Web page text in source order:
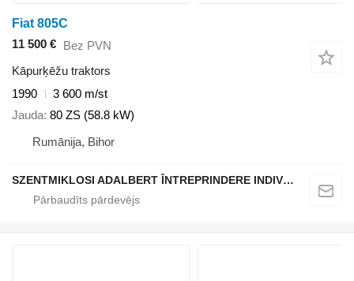
Fiat 805C
11 500 € Bez PVN
Kāpurķēžu traktors
1990
3 600 m/st
Jauda 80 ZS (58.8 kW)
Rumānija, Bihor
SZENTMIKLOSI ADALBERT ÎNTREPRINDERE INDIVIDUALĂ